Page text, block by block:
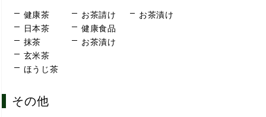
健康茶
日本茶
抹茶
玄米茶
ほうじ茶
お茶請け
健康食品
お茶漬け
お茶漬け
その他